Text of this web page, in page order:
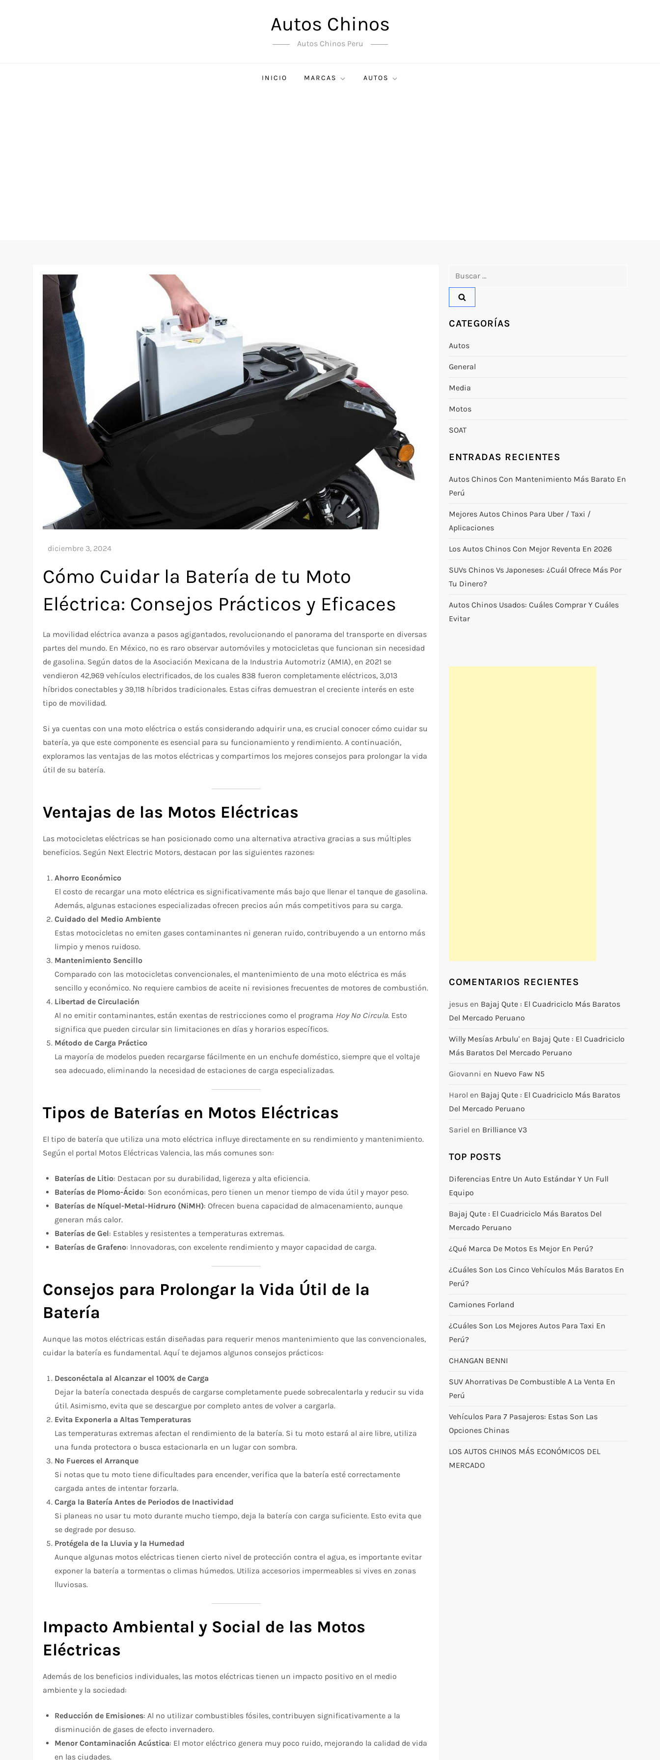
Autos Chinos
Autos Chinos Peru
INICIO MARCAS AUTOS
Cómo Cuidar la Batería de tu Moto
Eléctrica: Consejos Prácticos y Eficaces
La movilidad eléctrica avanza a pasos agigantados, revolucionando el panorama del transporte en diversas
partes del mundo. En México, no es raro observar automóviles y motocicletas que funcionan sin necesidad
de gasolina. Según datos de la Asociación Mexicana de la Industria Automotriz (AMIA), en 2021 se
vendieron 42,969 vehículos electrificados, de los cuales 838 fueron completamente eléctricos, 3,013
híbridos conectables y 39,118 híbridos tradicionales. Estas cifras demuestran el creciente interés en este
tipo de movilidad.
Si ya cuentas con una moto eléctrica o estás considerando adquirir una, es crucial conocer cómo cuidar su
batería, ya que este componente es esencial para su funcionamiento y rendimiento. A continuación,
exploramos las ventajas de las motos eléctricas y compartimos los mejores consejos para prolongar la vida
útil de su batería.
Ventajas de las Motos Eléctricas
Las motocicletas eléctricas se han posicionado como una alternativa atractiva gracias a sus múltiples
beneficios. Según Next Electric Motors, destacan por las siguientes razones:
Ahorro Económico
El costo de recargar una moto eléctrica es significativamente más bajo que llenar el tanque de gasolina.
Además, algunas estaciones especializadas ofrecen precios aún más competitivos para su carga.
Cuidado del Medio Ambiente
Estas motocicletas no emiten gases contaminantes ni generan ruido, contribuyendo a un entorno más
limpio y menos ruidoso.
Mantenimiento Sencillo
Comparado con las motocicletas convencionales, el mantenimiento de una moto eléctrica es más
sencillo y económico. No requiere cambios de aceite ni revisiones frecuentes de motores de combustión.
Libertad de Circulación
Al no emitir contaminantes, están exentas de restricciones como el programa Hoy No Circula. Esto
significa que pueden circular sin limitaciones en días y horarios específicos.
Método de Carga Práctico
La mayoría de modelos pueden recargarse fácilmente en un enchufe doméstico, siempre que el voltaje
sea adecuado, eliminando la necesidad de estaciones de carga especializadas.
Tipos de Baterías en Motos Eléctricas
El tipo de batería que utiliza una moto eléctrica influye directamente en su rendimiento y mantenimiento.
Según el portal Motos Eléctricas Valencia, las más comunes son:
Baterías de Litio: Destacan por su durabilidad, ligereza y alta eficiencia.
Baterías de Plomo-Ácido: Son económicas, pero tienen un menor tiempo de vida útil y mayor peso.
Baterías de Níquel-Metal-Hidruro (NiMH): Ofrecen buena capacidad de almacenamiento, aunque
generan más calor.
Baterías de Gel: Estables y resistentes a temperaturas extremas.
Baterías de Grafeno: Innovadoras, con excelente rendimiento y mayor capacidad de carga.
Consejos para Prolongar la Vida Útil de la
Batería
Aunque las motos eléctricas están diseñadas para requerir menos mantenimiento que las convencionales,
cuidar la batería es fundamental. Aquí te dejamos algunos consejos prácticos:
Desconéctala al Alcanzar el 100% de Carga
Dejar la batería conectada después de cargarse completamente puede sobrecalentarla y reducir su vida
útil. Asimismo, evita que se descargue por completo antes de volver a cargarla.
Evita Exponerla a Altas Temperaturas
Las temperaturas extremas afectan el rendimiento de la batería. Si tu moto estará al aire libre, utiliza
una funda protectora o busca estacionarla en un lugar con sombra.
No Fuerces el Arranque
Si notas que tu moto tiene dificultades para encender, verifica que la batería esté correctamente
cargada antes de intentar forzarla.
Carga la Batería Antes de Periodos de Inactividad
Si planeas no usar tu moto durante mucho tiempo, deja la batería con carga suficiente. Esto evita que
se degrade por desuso.
Protégela de la Lluvia y la Humedad
Aunque algunas motos eléctricas tienen cierto nivel de protección contra el agua, es importante evitar
exponer la batería a tormentas o climas húmedos. Utiliza accesorios impermeables si vives en zonas
lluviosas.
Impacto Ambiental y Social de las Motos
Eléctricas
Además de los beneficios individuales, las motos eléctricas tienen un impacto positivo en el medio
ambiente y la sociedad:
Reducción de Emisiones: Al no utilizar combustibles fósiles, contribuyen significativamente a la
disminución de gases de efecto invernadero.
Menor Contaminación Acústica: El motor eléctrico genera muy poco ruido, mejorando la calidad de vida
en las ciudades.
CATEGORÍAS
Autos
General
Media
Motos
SOAT
ENTRADAS RECIENTES
Autos Chinos Con Mantenimiento Más Barato En
Perú
Mejores Autos Chinos Para Uber / Taxi /
Aplicaciones
Los Autos Chinos Con Mejor Reventa En 2026
SUVs Chinos Vs Japoneses: ¿cuál Ofrece Más Por
Tu Dinero?
Autos Chinos Usados: Cuáles Comprar Y Cuáles
Evitar
COMENTARIOS RECIENTES
jesusen Bajaj Qute : El Cuadriciclo Más Baratos
Del Mercado Peruano
Willy Mesías Arbulu'en Bajaj Qute : El Cuadriciclo
Más Baratos Del Mercado Peruano
Giovanni en Nuevo Faw N5
Harol en Bajaj Qute : El Cuadriciclo Más Baratos
Del Mercado Peruano
Sariel en Brilliance V3
TOP POSTS
Diferencias Entre Un Auto Estándar Y Un Full
Equipo
Bajaj Qute : El Cuadriciclo Más Baratos Del
Mercado Peruano
¿Qué Marca De Motos Es Mejor En Perú?
¿Cuáles Son Los Cinco Vehículos Más Baratos En
Perú?
Camiones Forland
¿Cuáles Son Los Mejores Autos Para Taxi En
Perú?
CHANGAN BENNI
SUV Ahorrativas De Combustible A La Venta En
Perú
Vehículos Para 7 Pasajeros: Estas Son Las
Opciones Chinas
LOS AUTOS CHINOS MÁS ECONÓMICOS DEL
MERCADO